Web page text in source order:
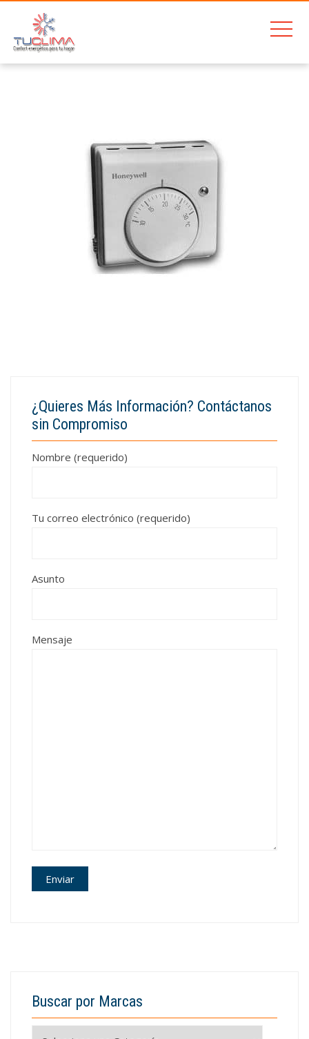
¿Quieres Más Información? Contáctanos
sin Compromiso
Nombre (requerido)
Tu correo electrónico (requerido)
Asunto
Mensaje
Buscar por Marcas